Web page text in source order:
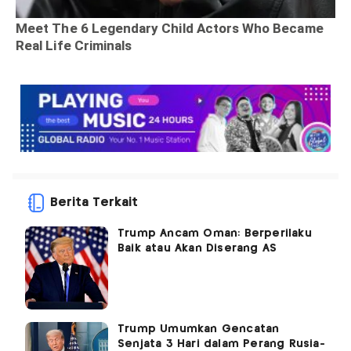
Berita Terkait
Trump Ancam Oman: Berperilaku
Baik atau Akan Diserang AS
Trump Umumkan Gencatan
Senjata 3 Hari dalam Perang Rusia-